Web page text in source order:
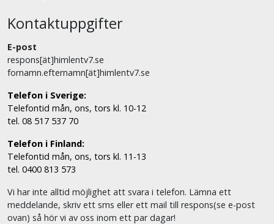
Kontaktuppgifter
E-post
respons[ät]himlentv7.se
fornamn.efternamn[ät]himlentv7.se
Telefon i Sverige:
Telefontid mån, ons, tors kl. 10-12
tel. 08 517 537 70
Telefon i Finland:
Telefontid mån, ons, tors kl. 11-13
tel. 0400 813 573
Vi har inte alltid möjlighet att svara i telefon. Lämna ett
meddelande, skriv ett sms eller ett mail till respons(se e-post
ovan) så hör vi av oss inom ett par dagar!